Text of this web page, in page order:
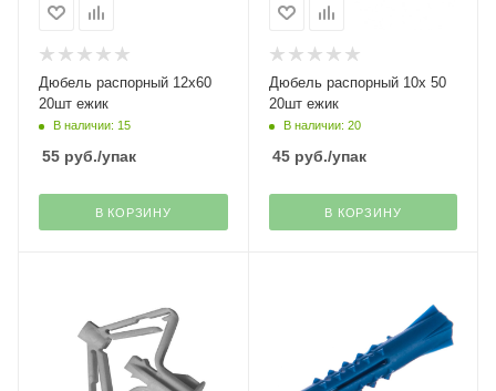
Дюбель распорный 12х60
20шт ежик
В наличии: 15
55 руб./упак
В КОРЗИНУ
Дюбель распорный 10х 50
20шт ежик
В наличии: 20
45руб./упак
В КОРЗИНУ